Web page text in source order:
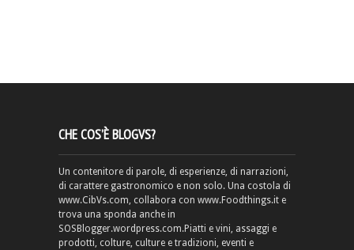
CHE COS’È BLOGVS?
Un contenitore di parole, di esperienze, di narrazioni,
di carattere gastronomico e non solo. Una costola di
www.CibVs.com, collabora con www.Foodthings.it e
trova una sponda anche in
SOSBlogger.wordpress.com.Piatti e vini, assaggi e
prodotti, colture, culture e tradizioni, eventi e